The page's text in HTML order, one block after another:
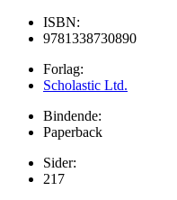
ISBN:
9781338730890
Forlag:
Scholastic Ltd.
Bindende:
Paperback
Sider:
217